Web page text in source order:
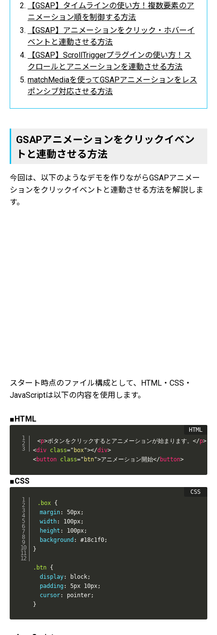
【GSAP】タイムラインの使い方！複数要素のア
ニメーション順を制御する方法
【GSAP】アニメーションをクリック・ホバーイ
ベントと連動させる方法
【GSAP】ScrollTriggerプラグインの使い方！ス
クロールとアニメーションを連動させる方法
matchMediaを使ってGSAPアニメーションをレス
ポンシブ対応させる方法
GSAPアニメーションをクリックイベン
トと連動させる方法
今回は、以下のようなデモを作りながらGSAPアニメー
ションをクリックイベントと連動させる方法を解説しま
す。
スタート時点のファイル構成として、HTML・CSS・
JavaScriptは以下の内容を使用します。
■HTML
<p>ボタンをクリックするとアニメーションが始まります。 </p>
<div class=" box"></div>
<button class=" btn">アニメーション開始</ button>
■CSS
.box {
margin: 50px;
width: 100px;
height : 100px;
background : #18c1f0;
}
.btn
{
display: block;
padding : 5px 10px;
cursor: pointer;
}